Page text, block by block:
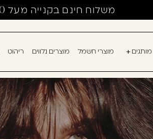
משלוח חינם בקנייה מעל 300 ש"ח!
מותגים מוצרי חשמל מוצרים נלווים ריהוט
אין מוצרים בעגלה